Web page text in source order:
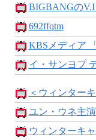
BIGBANGの
692ffqtm
KBSメディア
イ・サンヨプ
＜ウィンター
ユン・ウネ主
ウィンターキ